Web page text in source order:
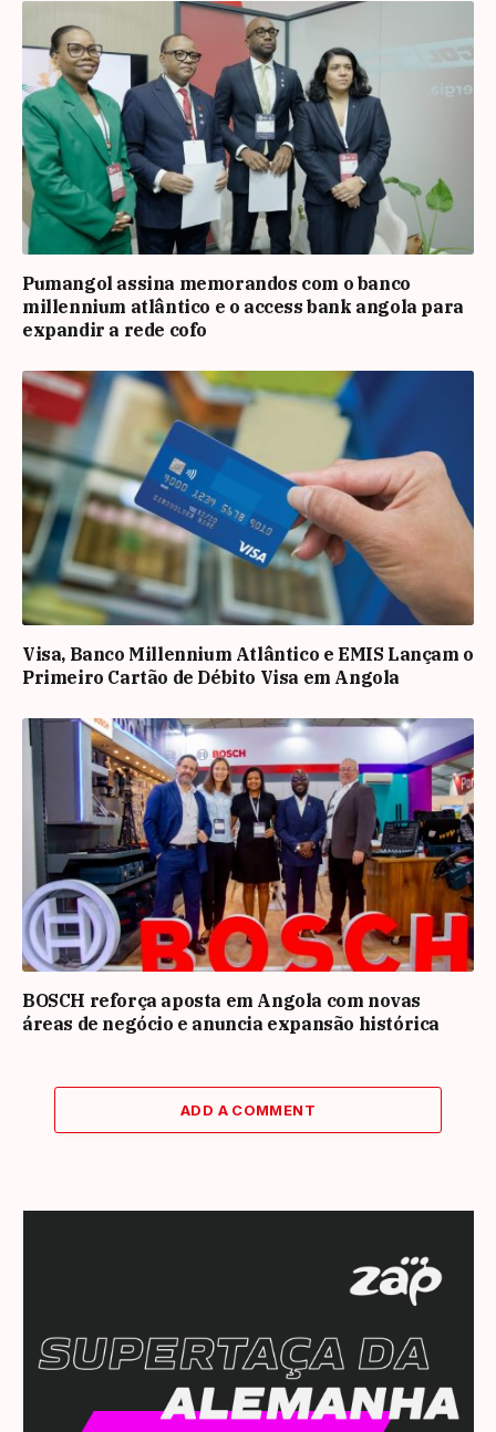
Pumangol assina memorandos com o banco
millennium atlântico e o access bank angola para
expandir a rede cofo
Visa, Banco Millennium Atlântico e EMIS Lançam o
Primeiro Cartão de Débito Visa em Angola
BOSCH reforça aposta em Angola com novas
áreas de negócio e anuncia expansão histórica
ADD A COMMENT